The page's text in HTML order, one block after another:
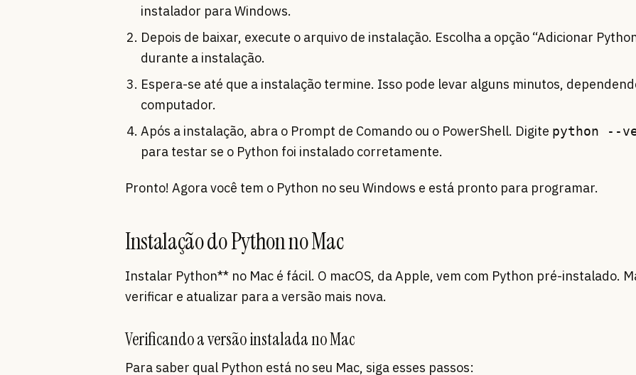
instalador para Windows.
Depois de baixar, execute o arquivo de instalação. Escolha a opção “Adicionar
durante a instalação.
Espera-se até que a instalação termine. Isso pode levar alguns minutos,
computador.
Após a instalação, abra o Prompt de Comando ou o PowerShell. Digite python --
para testar se o Python foi instalado corretamente.
Pronto! Agora você tem o Python no seu Windows e está pronto para programar.
Instalação do Python no Mac
Instalar Python** no Mac é fácil. O macOS, da Apple, vem com Python pré-instalado.
verificar e atualizar para a versão mais nova.
Verificando a versão instalada no Mac
Para saber qual Python está no seu Mac, siga esses passos: